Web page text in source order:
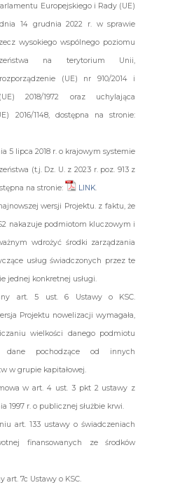
Europejskiego i Rady (UE)
14 grudnia 2022 r. w sprawie
wysokiego wspólnego poziomu
na terytorium Unii,
(UE) nr 910/2014 i
2018/1972 oraz uchylająca
2016/1148, dostępna na stronie:
5 lipca 2018 r. o krajowym systemie
(t.j. Dz. U. z 2023 r. poz. 913 z
na stronie:
LINK.
wersji Projektu. z faktu, że
nakazuje podmiotom kluczowym i
wdrożyć środki zarządzania
usługświadczonych przez te
jednej konkretnej usługi.
art. 5 ust. 6 Ustawy o KSC.
Projektu nowelizacji wymagała,
wielkości danego podmiotu
dane pochodzące od innych
w grupie kapitałowej.
w art. 4 ust. 3 pkt 2 ustawy z
1997 r. o publicznej służbie krwi.
art. 133 ustawy o świadczeniach
finansowanych ze środków
art. 7c Ustawy o KSC.